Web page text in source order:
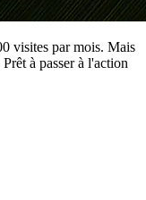
visites par mois. Mais
à passer à l'action